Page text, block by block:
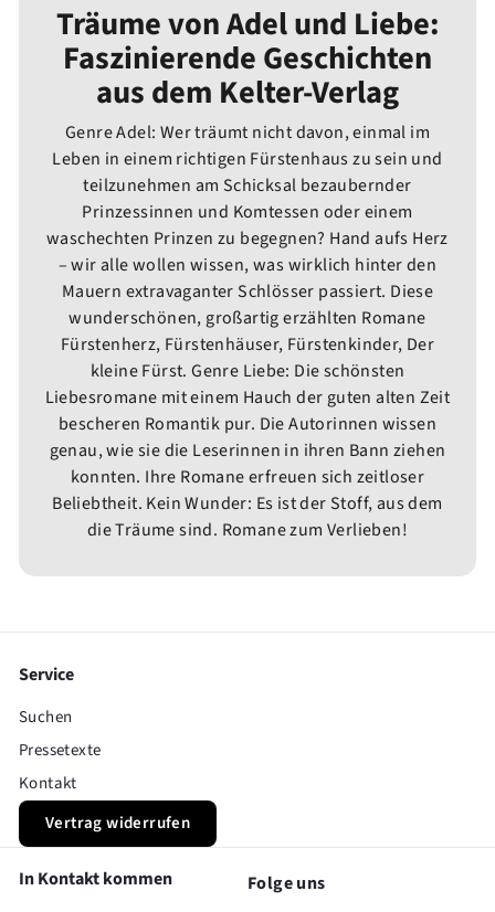
Träume von Adel und Liebe:
Faszinierende Geschichten
aus dem Kelter-Verlag
Genre Adel: Wer träumt nicht davon, einmal im
Leben in einem richtigen Fürstenhaus zu sein und
teilzunehmen am Schicksal bezaubernder
Prinzessinnen und Komtessen oder einem
waschechten Prinzen zu begegnen? Hand aufs Herz
– wir alle wollen wissen, was wirklich hinter den
Mauern extravaganter Schlösser passiert. Diese
wunderschönen, großartig erzählten Romane
Fürstenherz, Fürstenhäuser, Fürstenkinder, Der
kleine Fürst. Genre Liebe: Die schönsten
Liebesromane mit einem Hauch der guten alten Zeit
bescheren Romantik pur. Die Autorinnen wissen
genau, wie sie die Leserinnen in ihren Bann ziehen
konnten. Ihre Romane erfreuen sich zeitloser
Beliebtheit. Kein Wunder: Es ist der Stoff, aus dem
die Träume sind. Romane zum Verlieben!
Service
Suchen
Pressetexte
Kontakt
Vertrag widerrufen
In Kontakt kommen Folge uns